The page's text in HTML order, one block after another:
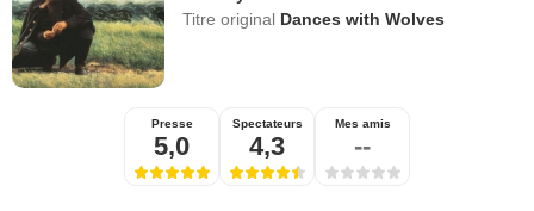
Titre original Dances with Wolves
Presse
5,0
Spectateurs
4,3
Mes amis
--